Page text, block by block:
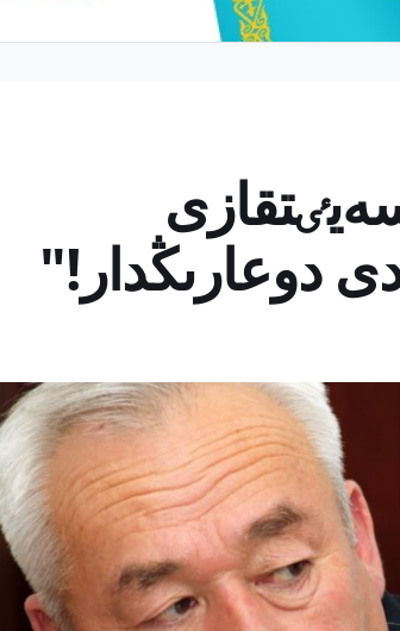
دوعارىڭدار!"